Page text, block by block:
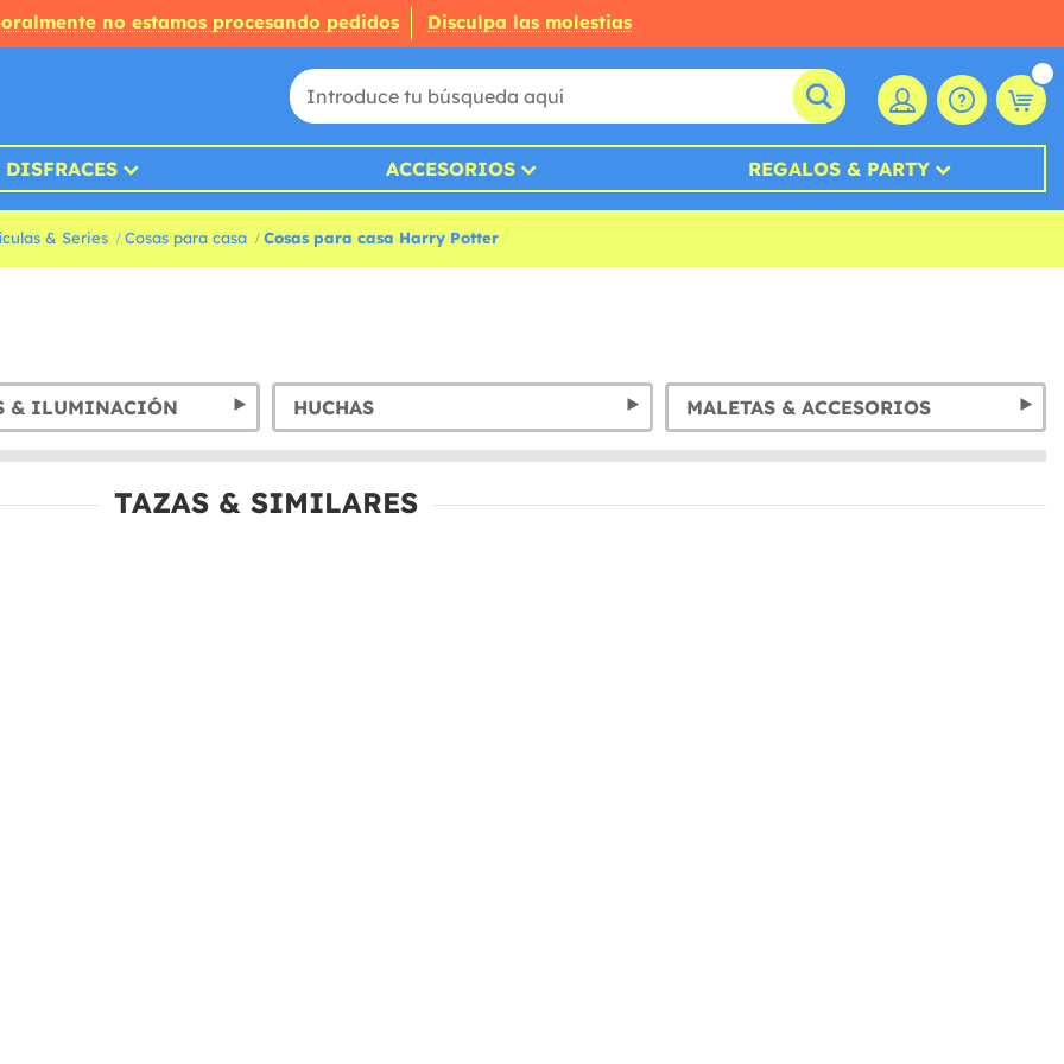
no estamos procesando pedidos Disculpa las molestias
DISFRACES ACCESORIOS REGALOS & PARTY
& Series Cosas para casa Cosas para casa Harry Potter
& ILUMINACIÓN HUCHAS MALETAS & ACCESORIOS
TAZAS & SIMILARES